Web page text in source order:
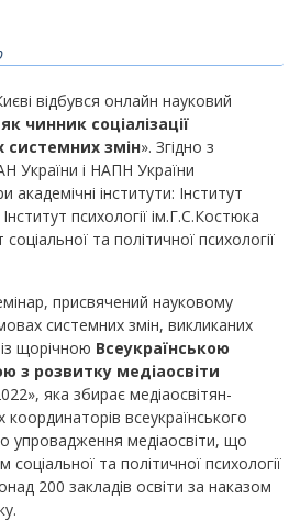
відбувся онлайн науковий
чинник соціалізації
системних змін». Згідно з
України і НАПН України
академічні інститути: Інститут
психології ім.Г.С.Костюка
та політичної психології
присвячений науковому
системних змін, викликаних
щорічною Всеукраїнською
з розвитку медіаосвіти
яка збирає медіаосвітян-
координаторів всеукраїнського
упровадження медіаосвіти, що
та політичної психології
200 закладів освіти за наказом